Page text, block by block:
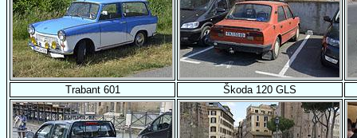
Trabant 601 Škoda 120 GLS